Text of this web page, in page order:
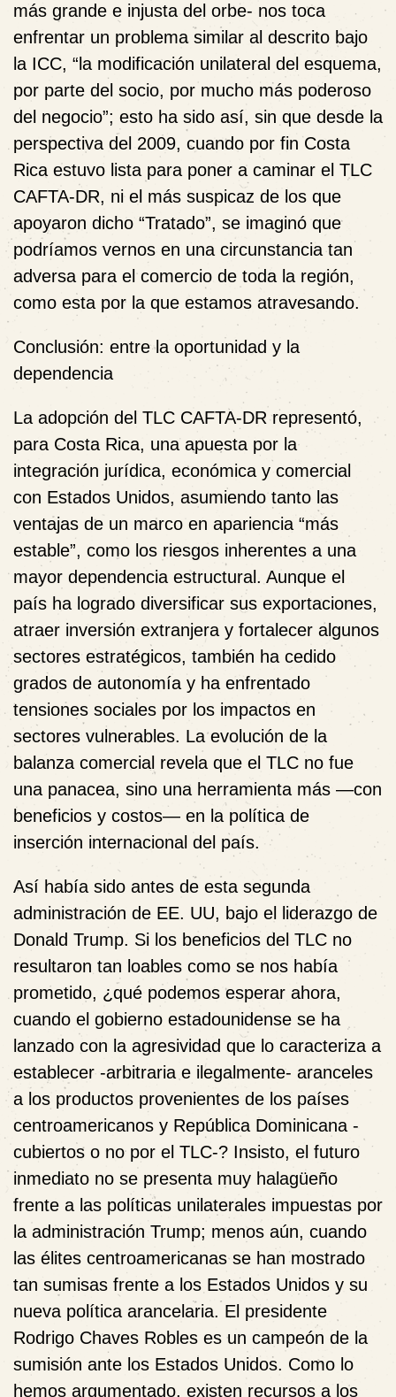
más grande e injusta del orbe- nos toca
enfrentar un problema similar al descrito bajo
la ICC, “la modificación unilateral del esquema,
por parte del socio, por mucho más poderoso
del negocio”; esto ha sido así, sin que desde la
perspectiva del 2009, cuando por fin Costa
Rica estuvo lista para poner a caminar el TLC
CAFTA-DR, ni el más suspicaz de los que
apoyaron dicho “Tratado”, se imaginó que
podríamos vernos en una circunstancia tan
adversa para el comercio de toda la región,
como esta por la que estamos atravesando.
Conclusión: entre la oportunidad y la
dependencia
La adopción del TLC CAFTA-DR representó,
para Costa Rica, una apuesta por la
integración jurídica, económica y comercial
con Estados Unidos, asumiendo tanto las
ventajas de un marco en apariencia “más
estable”, como los riesgos inherentes a una
mayor dependencia estructural. Aunque el
país ha logrado diversificar sus exportaciones,
atraer inversión extranjera y fortalecer algunos
sectores estratégicos, también ha cedido
grados de autonomía y ha enfrentado
tensiones sociales por los impactos en
sectores vulnerables. La evolución de la
balanza comercial revela que el TLC no fue
una panacea, sino una herramienta más —con
beneficios y costos— en la política de
inserción internacional del país.
Así había sido antes de esta segunda
administración de EE. UU, bajo el liderazgo de
Donald Trump. Si los beneficios del TLC no
resultaron tan loables como se nos había
prometido, ¿qué podemos esperar ahora,
cuando el gobierno estadounidense se ha
lanzado con la agresividad que lo caracteriza a
establecer -arbitraria e ilegalmente- aranceles
a los productos provenientes de los países
centroamericanos y República Dominicana -
cubiertos o no por el TLC-? Insisto, el futuro
inmediato no se presenta muy halagüeño
frente a las políticas unilaterales impuestas por
la administración Trump; menos aún, cuando
las élites centroamericanas se han mostrado
tan sumisas frente a los Estados Unidos y su
nueva política arancelaria. El presidente
Rodrigo Chaves Robles es un campeón de la
sumisión ante los Estados Unidos. Como lo
hemos argumentado, existen recursos a los